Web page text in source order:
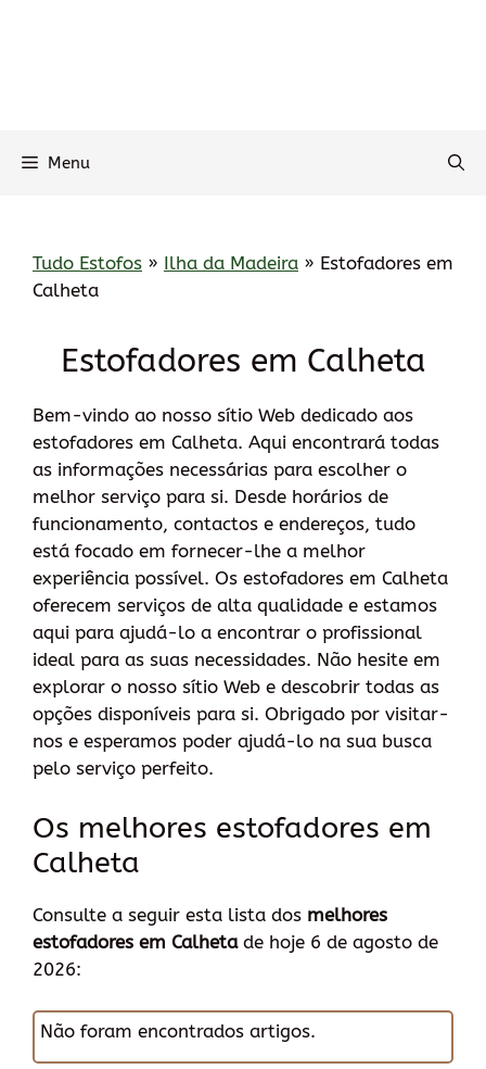
Menu
Tudo Estofos » Ilha da Madeira » Estofadores em
Calheta
Estofadores em Calheta
Bem-vindo ao nosso sítio Web dedicado aos
estofadores em Calheta. Aqui encontrará todas
as informações necessárias para escolher o
melhor serviço para si. Desde horários de
funcionamento, contactos e endereços, tudo
está focado em fornecer-lhe a melhor
experiência possível. Os estofadores em Calheta
oferecem serviços de alta qualidade e estamos
aqui para ajudá-lo a encontrar o profissional
ideal para as suas necessidades. Não hesite em
explorar o nosso sítio Web e descobrir todas as
opções disponíveis para si. Obrigado por visitar-
nos e esperamos poder ajudá-lo na sua busca
pelo serviço perfeito.
Os melhores estofadores em
Calheta
Consulte a seguir esta lista dos melhores
estofadores em Calhetade hoje 6 de agosto de
2026:
Não foram encontrados artigos.